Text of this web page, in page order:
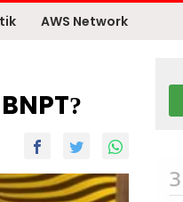
AWS Network